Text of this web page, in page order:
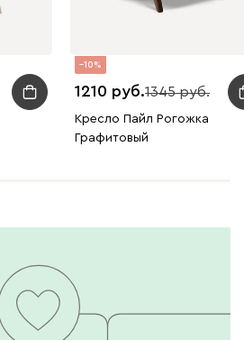
10
1210 1345
Кресло Пайл Рогожка
Графитовый